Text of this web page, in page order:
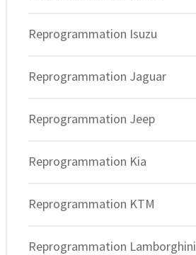
Reprogrammation Isuzu
Reprogrammation Jaguar
Reprogrammation Jeep
Reprogrammation Kia
Reprogrammation KTM
Reprogrammation Lamborghini